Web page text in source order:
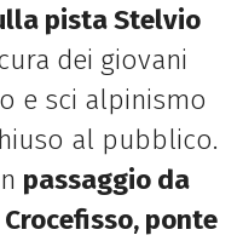
pista Stelvio
dei giovani
e sci alpinismo
al pubblico.
passaggio da
ponte